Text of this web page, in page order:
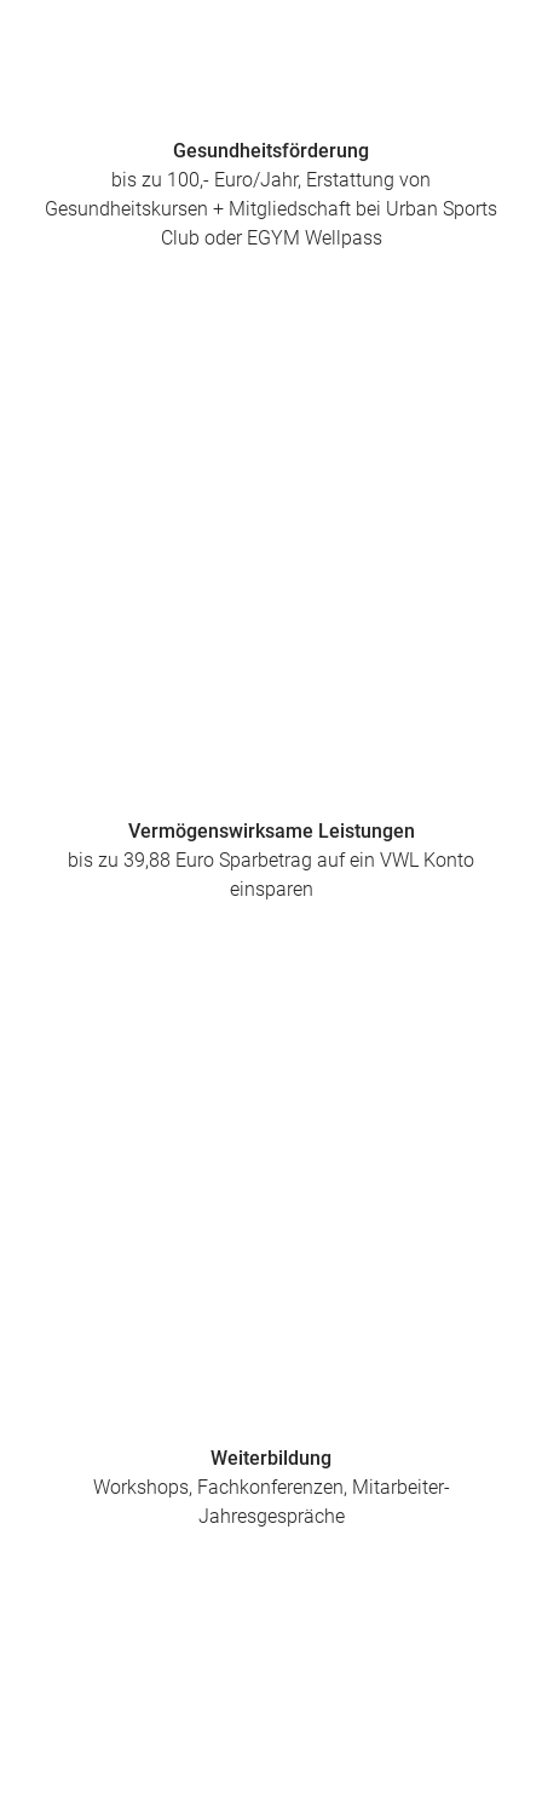
Gesundheitsförderung
bis zu 100,- Euro/Jahr, Erstattung von
Gesundheitskursen + Mitgliedschaft bei Urban Sports
Club oder EGYM Wellpass
Vermögenswirksame Leistungen
bis zu 39,88 Euro Sparbetrag auf ein VWL Konto
einsparen
Weiterbildung
Workshops, Fachkonferenzen, Mitarbeiter-
Jahresgespräche